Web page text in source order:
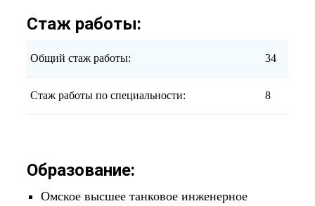
Стаж работы:
Общий стаж работы: 34
Стаж работы по специальности: 8
Образование:
Омское высшее танковое инженерное